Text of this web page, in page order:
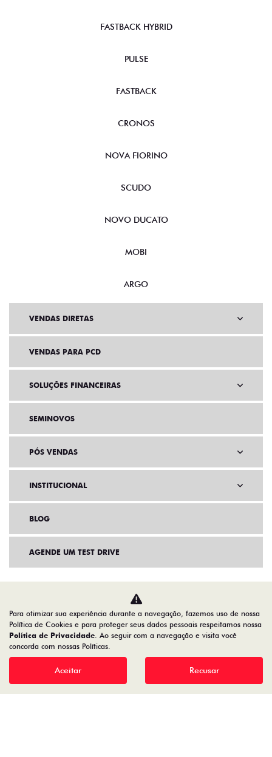
FASTBACK HYBRID
PULSE
FASTBACK
CRONOS
NOVA FIORINO
SCUDO
NOVO DUCATO
MOBI
ARGO
VENDAS DIRETAS
VENDAS PARA PCD
SOLUÇÕES FINANCEIRAS
SEMINOVOS
PÓS VENDAS
INSTITUCIONAL
BLOG
AGENDE UM TEST DRIVE
Para otimizar sua experiência durante a navegação, fazemos uso de nossa
Política de Cookies e para proteger seus dados pessoais respeitamos nossa
Política de Privacidade. Ao seguir com a navegação e visita você
concorda com nossas Políticas.
Aceitar Recusar